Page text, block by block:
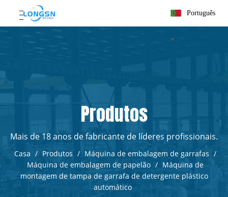
Português
Produtos
Mais de 18 anos de fabricante de líderes profissionais.
Casa / Produtos / Máquina de embalagem de garrafas /
Máquina de embalagem de papelão / Máquina de
montagem de tampa de garrafa de detergente plástico
automático